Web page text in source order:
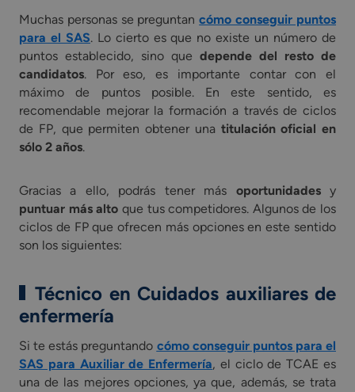
Muchas personas se preguntancómo conseguir puntos
para el SAS. Lo cierto es que no existe un número de
puntos establecido, sino que depende del resto de
candidatos. Por eso, es importante contar con el
máximo de puntos posible. En este sentido, es
recomendable mejorar la formación a través de ciclos
de FP, que permiten obtener una titulación oficial en
sólo 2 años.
Gracias a ello, podrás tener más oportunidadesy
puntuar más alto que tus competidores. Algunos de los
ciclos de FP que ofrecen más opciones en este sentido
son los siguientes:
Técnico en Cuidados auxiliares de
enfermería
Si te estás preguntando cómo conseguir puntos para el
SAS para Auxiliar de Enfermería, el ciclo de TCAE es
una de las mejores opciones, ya que, además, se trata